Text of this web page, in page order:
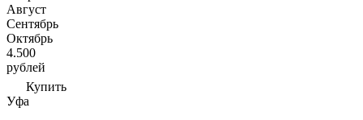
Август
Сентябрь
Октябрь
4.500
рублей
Купить
Уфа